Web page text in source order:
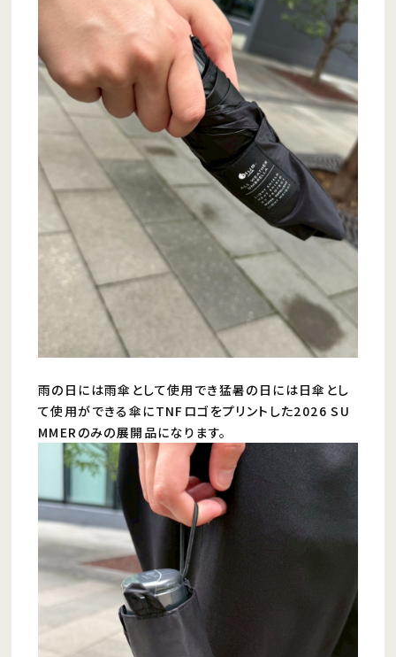
雨の日には雨傘として使用でき猛暑の日には日傘とし
て使用ができる傘にTNFロゴをプリントした2026 SU
MMERのみの展開品になります。